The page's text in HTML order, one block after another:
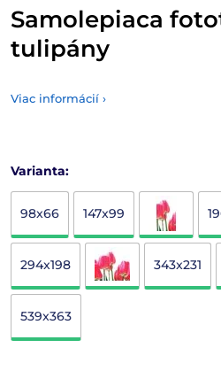
Samolepiaca
tulipány
Viac informácií ›
Varianta:
98x66 147x99
294x198 343x231
539x363